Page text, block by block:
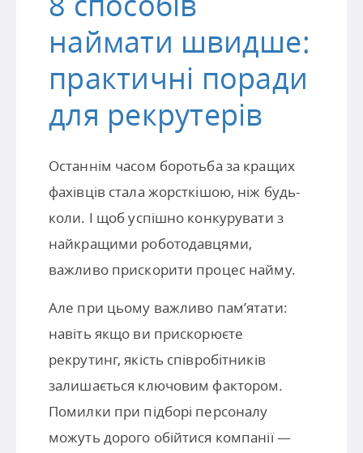
наймати швидше:
практичні поради
для рекрутерів
Останнім часом боротьба за кращих
фахівців стала жорсткішою, ніж будь-
коли. І щоб успішно конкурувати з
найкращими роботодавцями,
важливо прискорити процес найму.
Але при цьому важливо пам’ятати:
навіть якщо ви прискорюєте
рекрутинг, якість співробітників
залишається ключовим фактором.
Помилки при підборі персоналу
можуть дорого обійтися компанії —